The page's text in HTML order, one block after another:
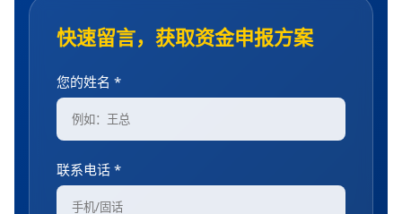
快速留言，获取资金申报方案
您的姓名 *
联系电话 *